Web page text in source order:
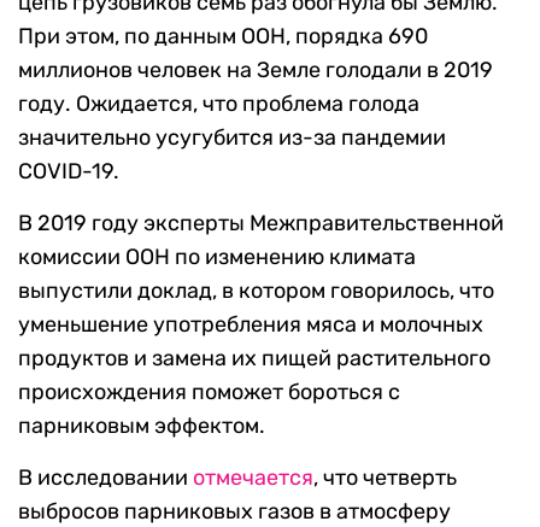
При этом, по данным ООН, порядка 690
миллионов человек на Земле голодали в 2019
году. Ожидается, что проблема голода
значительно усугубится из-за пандемии
COVID-19.
В 2019 году эксперты Межправительственной
комиссии ООН по изменению климата
выпустили доклад, в котором говорилось, что
уменьшение употребления мяса и молочных
продуктов и замена их пищей растительного
происхождения поможет бороться с
парниковым эффектом.
В исследовании отмечается, что четверть
выбросов парниковых газов в атмосферу